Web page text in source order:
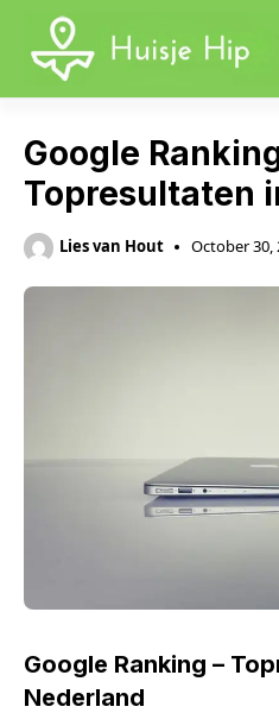
content
Google
Topresultaten
Lies van Hout October 30,
Google Ranking –
Nederland